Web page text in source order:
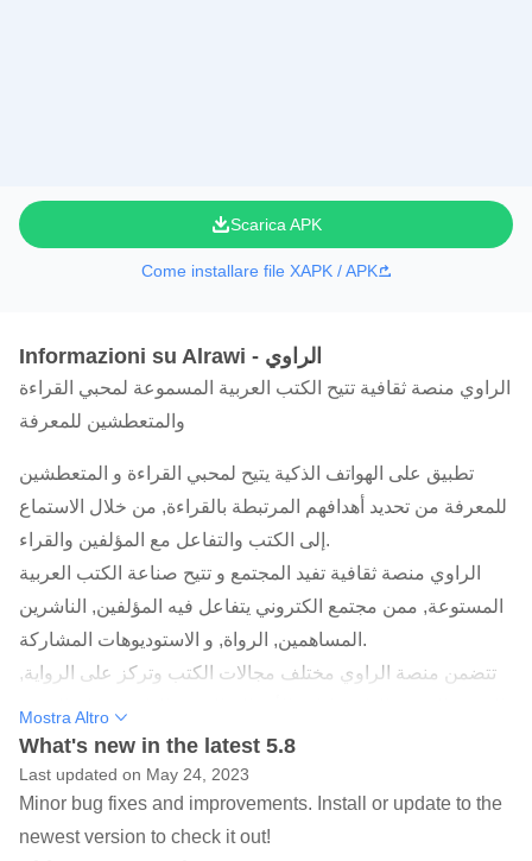
Scarica APK
Come installare file XAPK / APK
Informazioni su Alrawi - الراوي
الراوي منصة ثقافية تتيح الكتب العربية المسموعة لمحبي القراءة
والمتعطشين للمعرفة
تطبيق على الهواتف الذكية يتيح لمحبي القراءة و المتعطشين
للمعرفة من تحديد أهدافهم المرتبطة بالقراءة, من خلال الاستماع
إلى الكتب والتفاعل مع المؤلفين والقراء.
الراوي منصة ثقافية تفيد المجتمع و تتيح صناعة الكتب العربية
المستوعة, ممن مجتمع الكتروني يتفاعل فيه المؤلفين, الناشرين
المساهمين, الرواة, و الاستوديوهات المشاركة.
تتضمن منصة الراوي مختلف مجالات الكتب وتركز على الرواية,
كل ما عليك هو تحميل التطبيق, الاشتراك, والاستماع للكتب
رحلة الألف ميل تبدأ بخطوة ..
سيساعدك الراوي في أن تبدأ هذه الرحلة; حيث سيكون التطبيق
Mostra Altro
What's new in the latest 5.8
Last updated on May 24, 2023
Minor bug fixes and improvements. Install or update to the
newest version to check it out!